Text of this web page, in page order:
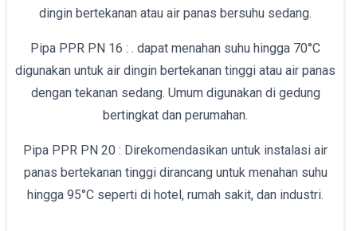
dingin bertekanan atau air panas bersuhu sedang.
Pipa PPR PN 16 : . dapat menahan suhu hingga 70°C
digunakan untuk air dingin bertekanan tinggi atau air panas
dengan tekanan sedang. Umum digunakan di gedung
bertingkat dan perumahan.
Pipa PPR PN 20 : Direkomendasikan untuk instalasi air
panas bertekanan tinggi dirancang untuk menahan suhu
hingga 95°C seperti di hotel, rumah sakit, dan industri.